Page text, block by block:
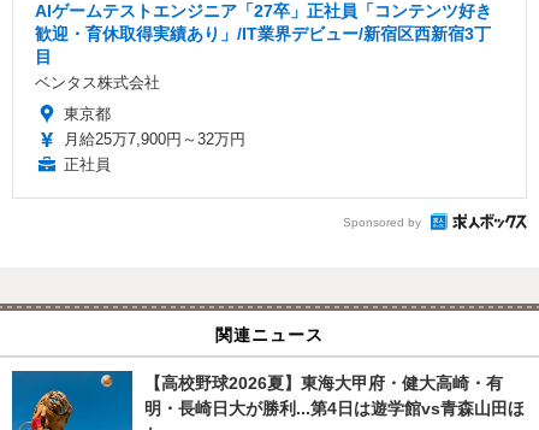
AIゲームテストエンジニア「27卒」正社員「コンテンツ好き
歓迎・育休取得実績あり」/IT業界デビュー/新宿区西新宿3丁
目
ベンタス株式会社
東京都
月給25万7,900円～32万円
正社員
Sponsored by
関連ニュース
【高校野球2026夏】東海大甲府・健大高崎・有
明・長崎日大が勝利...第4日は遊学館vs青森山田ほ